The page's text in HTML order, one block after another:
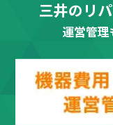
三井のリ
運営管理